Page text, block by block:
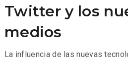
Twitter y los
medios
La influencia de las nuevas